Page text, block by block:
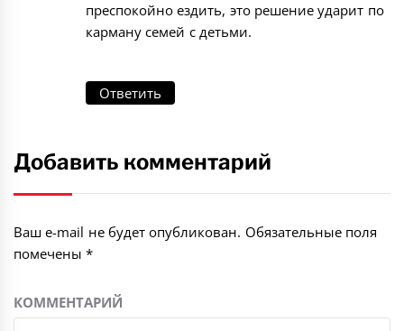
преспокойно ездить, это решение ударит по
карману семей с детьми.
Ответить
Добавить комментарий
Ваш e-mail не будет опубликован. Обязательные поля
помечены*
КОММЕНТАРИЙ